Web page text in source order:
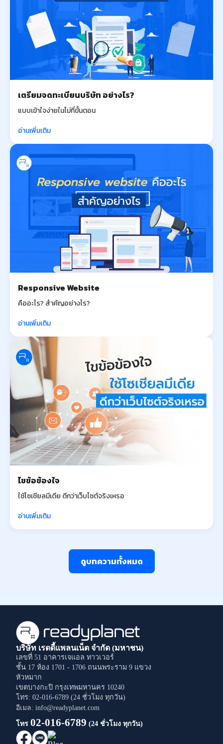
เตรียมจดทะเบียนบริษัท อย่างไร?
แบบเข้าใจง่ายในไม่กี่ขั้นตอน
อ่านเพิ่มเติม
Responsive Website
คืออะไร? สำคัญอย่างไร?
อ่านเพิ่มเติม
ไขข้อข้องใจ
ใช้โซเชียลมีเดีย ดีกว่าเว็บไซต์จริงเหรอ
อ่านเพิ่มเติม
ดูบทความทั้งหมด
บริษัท เรดดี้แพลนเน็ต จำกัด (มหาชน)
เลขที่ 51 อาคารเจแอล ทาวเวอร์
ชั้น 17 ห้อง 1701 - 1706 ถนนพระราม 9 แขวง
หัวหมาก
เขตบางกะปิ กรุงเทพมหานคร 10240
โทร: 02-016-6789 (24 ชั่วโมง ทุกวัน)
อีเมล: info@readyplanet.com
โทร 02-016-6789 (24 ชั่วโมง ทุกวัน)